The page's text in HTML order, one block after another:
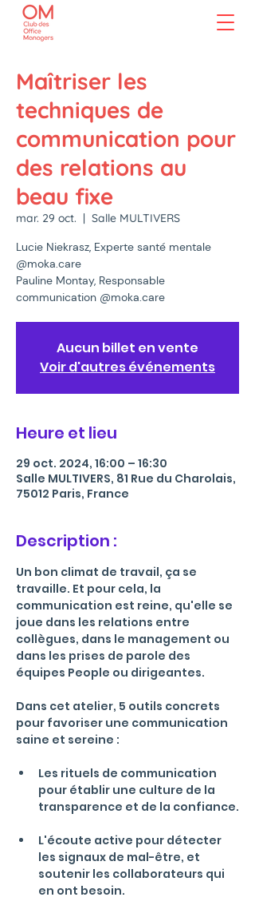
Maîtriser les
techniques de
communication pour
des relations au
beau fixe
mar. 29 oct.
  |
Salle MULTIVERS
Lucie Niekrasz, Experte santé mentale
@moka.care
Pauline Montay, Responsable
communication @moka.care
Aucun billet en vente
Voir d'autres événements
Heure et lieu
29 oct. 2024, 16:00 – 16:30
Salle MULTIVERS, 81 Rue du Charolais,
75012 Paris, France
Description :
Un bon climat de travail, ça se
travaille. Et pour cela, la
communication est reine, qu'elle se
joue dans les relations entre
collègues, dans le management ou
dans les prises de parole des
équipes People ou dirigeantes.
Dans cet atelier, 5 outils concrets
pour favoriser une communication
saine et sereine :
Les rituels de communication
pour établir une culture de la
transparence et de la confiance.
L'écoute active pour détecter
les signaux de mal-être, et
soutenir les collaborateurs qui
en ont besoin.